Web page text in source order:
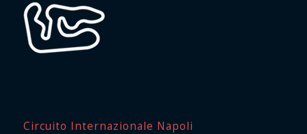
Circuito Internazionale Napoli